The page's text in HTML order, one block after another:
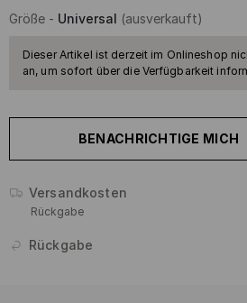
Größe - Universal (ausverkauft)
Dieser Artikel ist derzeit im Onlineshop
an, um sofort über die Verfügbarkeit
BENACHRICHTIGE MICH
Versandkosten
Rückgabe
Rückgabe